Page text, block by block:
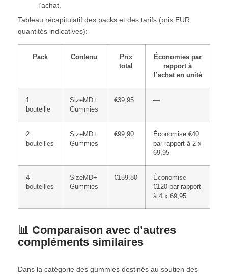
l’achat.
Tableau récapitulatif des packs et des tarifs (prix EUR,
quantités indicatives):
Pack Contenu
Prix
total
Économies par
rapport à
l’achat en unité
1
bouteille
SizeMD+
Gummies
€39,95 —
2
bouteilles
SizeMD+
Gummies
€99,90
Économise €40
par rapport à 2 x
69,95
4
bouteilles
SizeMD+
Gummies
€159,80
Économise
€120 par rapport
à 4 x 69,95
📊 Comparaison avec d’autres
compléments similaires
Dans la catégorie des gummies destinés au soutien des